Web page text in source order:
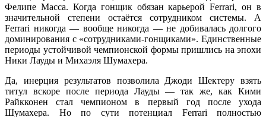
Фелипе Масса. Когда гонщик обязан карьерой Ferrari, он в
значительной степени остаётся сотрудником системы. А
Ferrari никогда — вообще никогда — не добивалась долгого
доминирования с «сотрудниками-гонщиками». Единственные
периоды устойчивой чемпионской формы пришлись на эпохи
Ники Лауды и Михаэля Шумахера.
Да, инерция результатов позволила Джоди Шектеру взять
титул вскоре после периода Лауды — так же, как Кими
Райкконен стал чемпионом в первый год после ухода
Шумахера. Но по сути потенциал Ferrari полностью